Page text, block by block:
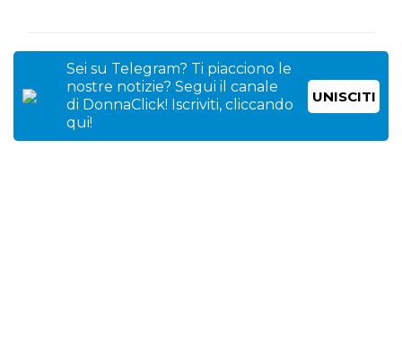
Sei su Telegram? Ti piacciono le
nostre notizie? Segui il canale
di DonnaClick! Iscriviti, cliccando
qui!
UNISCITI